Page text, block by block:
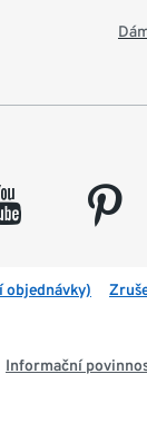
pinterest
objednávky)
Informační